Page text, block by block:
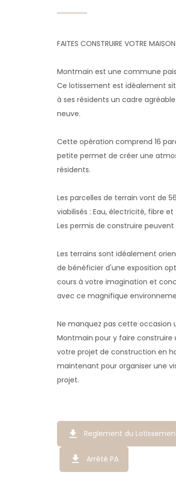
FAITES CONSTRUIRE VOTRE
Montmain est une commune
Ce lotissement est idéalement
à ses résidents un cadre
neuve.
Cette opération comprend 16
petite permet de créer une
résidents.
Les parcelles de terrain vont de
viabilisés : Eau, électricité, fibre
Les permis de construire
Les terrains sont idéalement
de bénéficier d'une exposition
cours à votre imagination et
avec ce magnifique
Ne manquez pas cette occasion
Montmain pour y faire construire
votre projet de construction en
maintenant pour organiser une
projet.
get_app Reglement du
get_app Arrêté PA